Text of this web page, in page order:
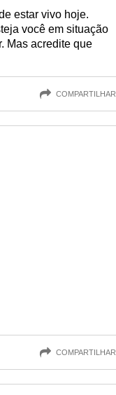
estar vivo hoje.
você em situação
Mas acredite que
COMPARTILHAR
COMPARTILHAR